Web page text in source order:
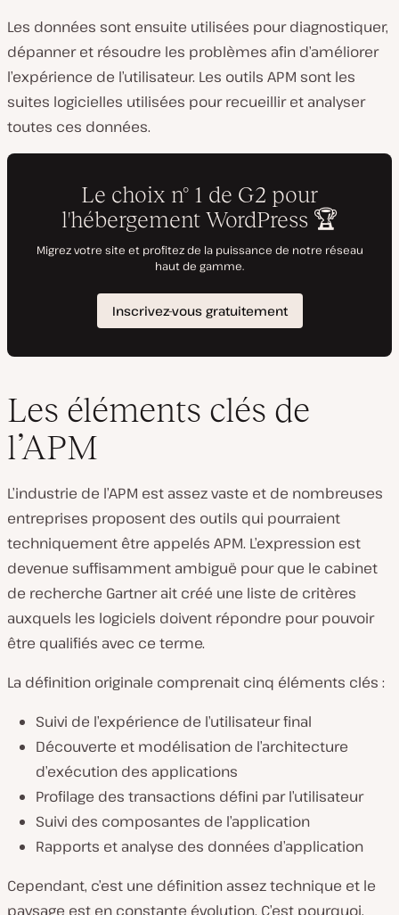
Les données sont ensuite utilisées pour diagnostiquer,
dépanner et résoudre les problèmes afin d’améliorer
l’expérience de l’utilisateur. Les outils APM sont les
suites logicielles utilisées pour recueillir et analyser
toutes ces données.
Les éléments clés de
l’APM
L’industrie de l’APM est assez vaste et de nombreuses
entreprises proposent des outils qui pourraient
techniquement être appelés APM. L’expression est
devenue suffisamment ambiguë pour que le cabinet
de recherche Gartner ait créé une liste de critères
auxquels les logiciels doivent répondre pour pouvoir
être qualifiés avec ce terme.
La définition originale comprenait cinq éléments clés :
Suivi de l’expérience de l’utilisateur final
Découverte et modélisation de l’architecture
d’exécution des applications
Profilage des transactions défini par l’utilisateur
Suivi des composantes de l’application
Rapports et analyse des données d’application
Cependant, c’est une définition assez technique et le
paysage est en constante évolution. C’est pourquoi,